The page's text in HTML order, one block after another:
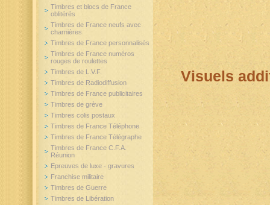
Visuels
Timbres et blocs de France
oblitérés
Timbres de France neufs avec
charnières
Timbres de France personnalisés
Timbres de France numéros
rouges de roulettes
Timbres de L.V.F.
Timbres de Radiodiffusion
Timbres de France publicitaires
Timbres de grève
Timbres colis postaux
Timbres de France Téléphone
Timbres de France Télégraphe
Timbres de France C.F.A.
Réunion
Epreuves de luxe - gravures
Franchise militaire
Timbres de Guerre
Timbres de Libération